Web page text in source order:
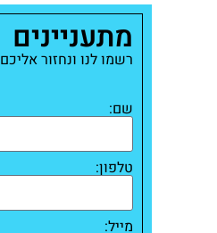
מתעניינים
רשמו לנו ונחזור אליכם
שם:
טלפון:
מייל: